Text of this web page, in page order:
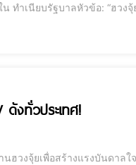
ทำเนียบรัฐบาลหัวข้อ: “ฮวง
งทั่วประเทศ!
วงจุ้ยเพื่อสร้างแรงบันดาลใ